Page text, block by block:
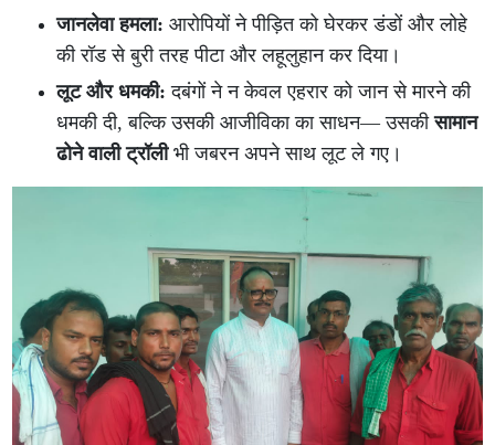
जानलेवा हमला: आरोपियों ने पीड़ित को घेरकर डंडों और लोहे
की रॉड से बुरी तरह पीटा और लहूलुहान कर दिया।
लूट और धमकी: दबंगों ने न केवल एहरार को जान से मारने की
धमकी दी, बल्कि उसकी आजीविका का साधन— उसकीसामान
ढोने वाली ट्रॉलीभी जबरन अपने साथ लूट ले गए।